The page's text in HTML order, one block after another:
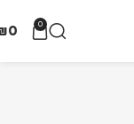
0
0